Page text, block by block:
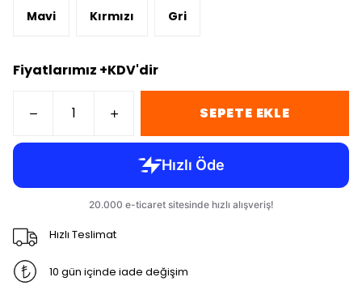
Mavi Kırmızı Gri
Fiyatlarımız +KDV'dir
SEPETE EKLE
Hızlı Teslimat
10 gün içinde iade değişim